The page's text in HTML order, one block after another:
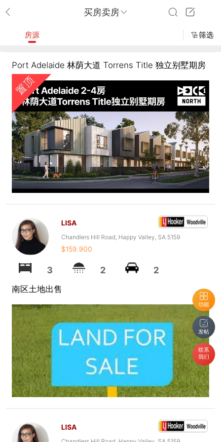
买房卖房
功能
发帖
联系
我们
房源 筛选
Port Adelaide 林荫大道 Torrens Title 独立别墅期房
LISA
Chandlers Hill Road, Happy Valley, SA 5159
$159.900
3 2 2
南区土地出售
LISA